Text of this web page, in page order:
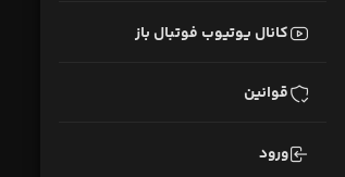
کانال یوتیوب فوتبال باز
قوانین
ورود